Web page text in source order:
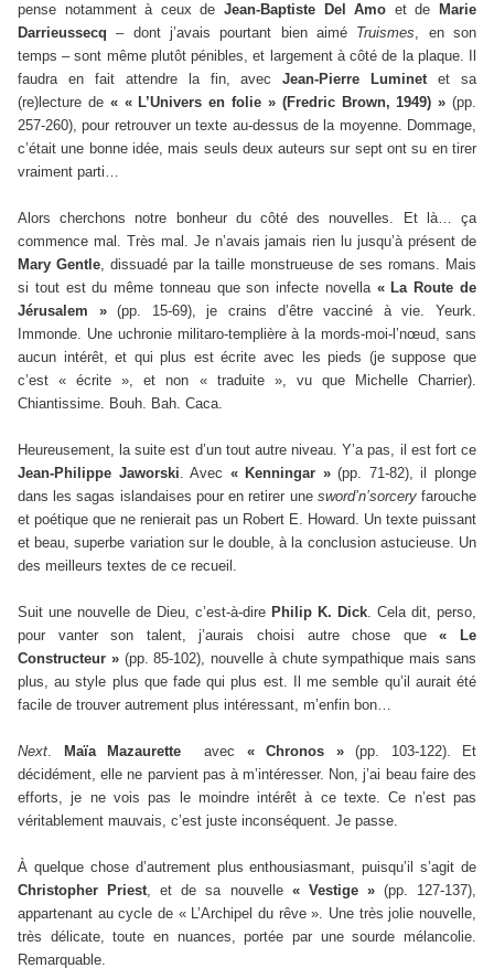
pense notamment à ceux de Jean-Baptiste Del Amo et de
Marie
Darrieussecq – dont j’avais pourtant bien aimé Truismes, en son
temps – sont même plutôt pénibles, et largement à côté de la plaque. Il
faudra en fait attendre la fin, avecJean-Pierre Luminetet sa
(re)lecture de « « L’Univers en folie » (Fredric Brown, 1949) » (pp.
257-260), pour retrouver un texte au-dessus de la moyenne. Dommage,
c’était une bonne idée, mais seuls deux auteurs sur sept ont su en tirer
vraiment parti…
Alors cherchons notre bonheur du côté des nouvelles. Et là… ça
commence mal. Très mal. Je n’avais jamais rien lu jusqu’à présent de
Mary Gentle, dissuadé par la taille monstrueuse de ses romans. Mais
si tout est du même tonneau que son infecte novella « La Route de
Jérusalem »(pp. 15-69), je crains d’être vacciné à vie.
Yeurk.
Immonde. Une uchronie militaro-templière à la mords-moi-l’nœud, sans
aucun intérêt, et qui plus est écrite avec les pieds (je suppose que
c’est « écrite », et non « traduite », vu que Michelle Charrier).
Chiantissime. Bouh. Bah. Caca.
Heureusement, la suite est d’un tout autre niveau. Y’a pas, il est fort ce
Jean-Philippe Jaworski. Avec « Kenningar »(pp. 71-82), il plonge
dans les sagas islandaises pour en retirer une sword’n’sorceryfarouche
et poétique que ne renierait pas un Robert E. Howard. Un texte puissant
et beau, superbe variation sur le double, à la conclusion astucieuse. Un
des meilleurs textes de ce recueil.
Suit une nouvelle de Dieu, c’est-à-dire Philip K. Dick. Cela dit, perso,
pour vanter son talent, j’aurais choisi autre chose que« Le
Constructeur »(pp. 85-102), nouvelle à chute sympathique mais sans
plus, au style plus que fade qui plus est. Il me semble qu’il aurait été
facile de trouver autrement plus intéressant, m’enfin bon…
Next. Maïa Mazaurette avec « Chronos »(pp. 103-122). Et
décidément, elle ne parvient pas à m’intéresser. Non, j’ai beau faire des
efforts, je ne vois pas le moindre intérêt à ce texte. Ce n’est pas
véritablement mauvais, c’est juste inconséquent. Je passe.
À quelque chose d’autrement plus enthousiasmant, puisqu’il s’agit de
Christopher Priest, et de sa nouvelle « Vestige »(pp. 127-137),
appartenant au cycle de « L’Archipel du rêve ». Une très jolie nouvelle,
très délicate, toute en nuances, portée par une sourde mélancolie.
Remarquable.